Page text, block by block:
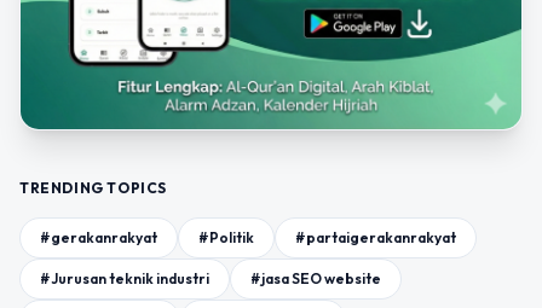
TRENDING TOPICS
#gerakanrakyat #Politik #partaigerakanrakyat
#Jurusan teknik industri #jasa SEO website